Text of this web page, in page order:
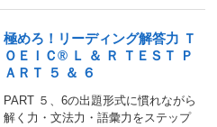
極めろ！リーディング解答力 Ｔ
ＯＥＩＣ® Ｌ ＆ Ｒ ＴＥＳＴ Ｐ
ＡＲＴ ５ ＆ ６
PART ５、6の出題形式に慣れながら
解く力・文法力・語彙力をステップ